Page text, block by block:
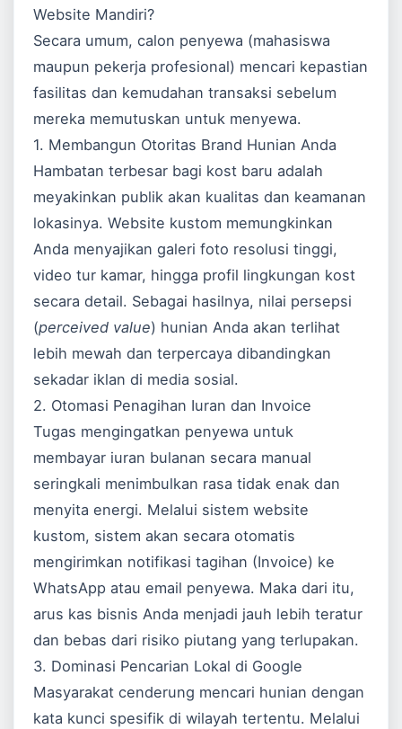
Website Mandiri?
Secara umum, calon penyewa (mahasiswa
maupun pekerja profesional) mencari kepastian
fasilitas dan kemudahan transaksi sebelum
mereka memutuskan untuk menyewa.
1. Membangun Otoritas Brand Hunian Anda
Hambatan terbesar bagi kost baru adalah
meyakinkan publik akan kualitas dan keamanan
lokasinya. Website kustom memungkinkan
Anda menyajikan galeri foto resolusi tinggi,
video tur kamar, hingga profil lingkungan kost
secara detail. Sebagai hasilnya, nilai persepsi
(perceived value) hunian Anda akan terlihat
lebih mewah dan terpercaya dibandingkan
sekadar iklan di media sosial.
2. Otomasi Penagihan Iuran dan Invoice
Tugas mengingatkan penyewa untuk
membayar iuran bulanan secara manual
seringkali menimbulkan rasa tidak enak dan
menyita energi. Melalui sistem website
kustom, sistem akan secara otomatis
mengirimkan notifikasi tagihan (Invoice) ke
WhatsApp atau email penyewa. Maka dari itu,
arus kas bisnis Anda menjadi jauh lebih teratur
dan bebas dari risiko piutang yang terlupakan.
3. Dominasi Pencarian Lokal di Google
Masyarakat cenderung mencari hunian dengan
kata kunci spesifik di wilayah tertentu. Melalui